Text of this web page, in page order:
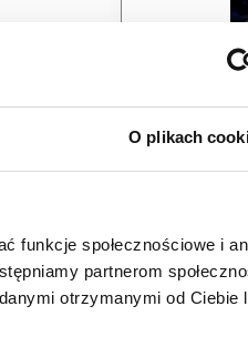
O plikach
funkcje społecznościowe i
partnerom
otrzymanymi od Ciebie